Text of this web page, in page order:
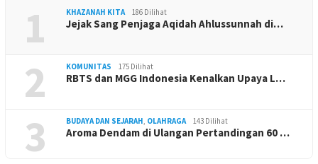
1 KHAZANAH KITA 186 Dilihat
Jejak Sang Penjaga Aqidah Ahlussunnah di…
2 KOMUNITAS 175 Dilihat
RBTS dan MGG Indonesia Kenalkan Upaya L…
3 BUDAYA DAN SEJARAH, OLAHRAGA 143 Dilihat
Aroma Dendam di Ulangan Pertandingan 60 …